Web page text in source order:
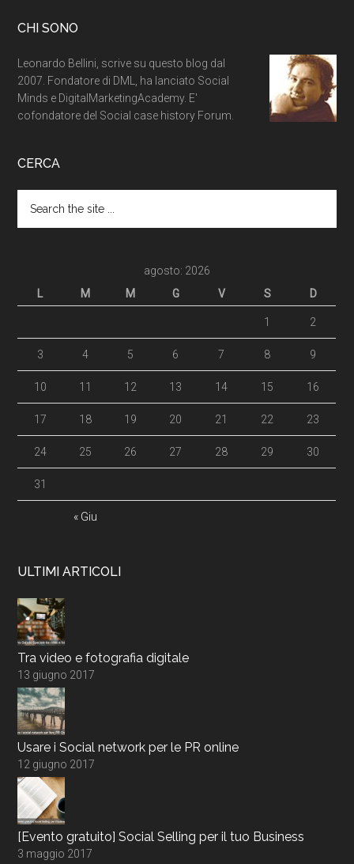
CHI SONO
Leonardo Bellini, scrive su questo blog dal
2007. Fondatore di DML, ha lanciato Social
Minds e DigitalMarketingAcademy. E'
cofondatore del Social case history Forum.
CERCA
agosto: 2026
L
M M G V S D
« Giu
1 2
3 4 5 6 7 8 9
10 11 12 13 14 15 16
17 18 19 20 21 22 23
24 25 26 27 28 29 30
31
ULTIMI ARTICOLI
Tra video e fotografia digitale
13 giugno 2017
Usare i Social network per le PR online
12 giugno 2017
[Evento gratuito] Social Selling per il tuo Business
3 maggio 2017